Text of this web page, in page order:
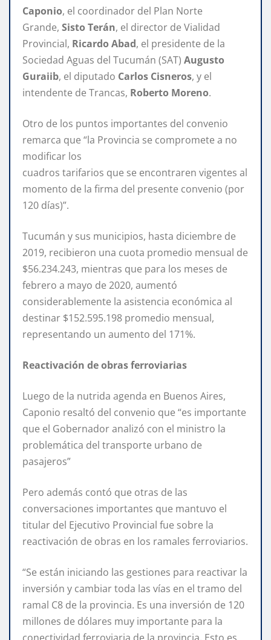
Caponio, el coordinador del Plan Norte
Grande, Sisto Terán, el director de Vialidad
Provincial, Ricardo Abad, el presidente de la
Sociedad Aguas del Tucumán (SAT) Augusto
Guraiib, el diputado Carlos Cisneros, y el
intendente de Trancas, Roberto Moreno.
Otro de los puntos importantes del convenio
remarca que “la Provincia se compromete a no
modificar los
cuadros tarifarios que se encontraren vigentes al
momento de la firma del presente convenio (por
120 días)”.
Tucumán y sus municipios, hasta diciembre de
2019, recibieron una cuota promedio mensual de
$56.234.243, mientras que para los meses de
febrero a mayo de 2020, aumentó
considerablemente la asistencia económica al
destinar $152.595.198 promedio mensual,
representando un aumento del 171%.
Reactivación de obras ferroviarias
Luego de la nutrida agenda en Buenos Aires,
Caponio resaltó del convenio que “es importante
que el Gobernador analizó con el ministro la
problemática del transporte urbano de
pasajeros”
Pero además contó que otras de las
conversaciones importantes que mantuvo el
titular del Ejecutivo Provincial fue sobre la
reactivación de obras en los ramales ferroviarios.
“Se están iniciando las gestiones para reactivar la
inversión y cambiar toda las vías en el tramo del
ramal C8 de la provincia. Es una inversión de 120
millones de dólares muy importante para la